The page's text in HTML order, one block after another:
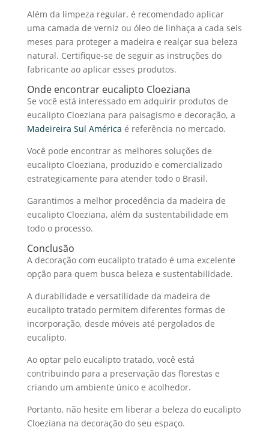
Além da limpeza regular, é recomendado aplicar
uma camada de verniz ou óleo de linhaça a cada seis
meses para proteger a madeira e realçar sua beleza
natural. Certifique-se de seguir as instruções do
fabricante ao aplicar esses produtos.
Onde encontrar eucalipto Cloeziana
Se você está interessado em adquirir produtos de
eucalipto Cloeziana para paisagismo e decoração, a
Madeireira Sul América é referência no mercado.
Você pode encontrar as melhores soluções de
eucalipto Cloeziana, produzido e comercializado
estrategicamente para atender todo o Brasil.
Garantimos a melhor procedência da madeira de
eucalipto Cloeziana, além da sustentabilidade em
todo o processo.
Conclusão
A decoração com eucalipto tratadoé uma excelente
opção para quem busca beleza e sustentabilidade.
A durabilidade e versatilidade da madeira de
eucalipto tratadopermitem diferentes formas de
incorporação, desde móveis até pergolados de
eucalipto.
Ao optar pelo eucalipto tratado, você está
contribuindo para a preservação das florestas e
criando um ambiente único e acolhedor.
Portanto, não hesite em liberar a beleza do eucalipto
Cloeziana na decoração do seu espaço.